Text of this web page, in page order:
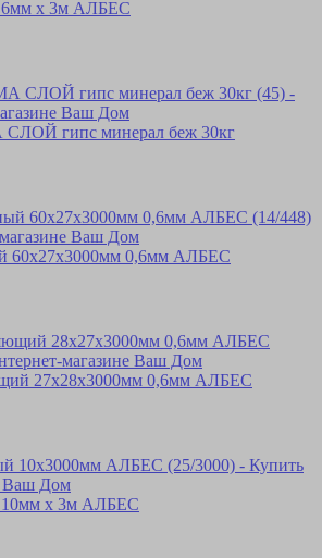
6мм х 3м АЛБЕС
гипс минерал беж 30кг
60х27х3000мм 0,6мм АЛБЕС
27х28х3000мм 0,6мм АЛБЕС
10мм х 3м АЛБЕС